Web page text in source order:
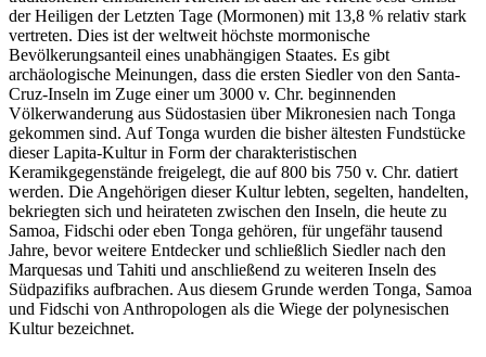
der Heiligen der Letzten Tage (Mormonen) mit 13,8 % relativ stark
vertreten. Dies ist der weltweit höchste mormonische
Bevölkerungsanteil eines unabhängigen Staates. Es gibt
archäologische Meinungen, dass die ersten Siedler von den Santa-
Cruz-Inseln im Zuge einer um 3000 v. Chr. beginnenden
Völkerwanderung aus Südostasien über Mikronesien nach Tonga
gekommen sind. Auf Tonga wurden die bisher ältesten Fundstücke
dieser Lapita-Kultur in Form der charakteristischen
Keramikgegenstände freigelegt, die auf 800 bis 750 v. Chr. datiert
werden. Die Angehörigen dieser Kultur lebten, segelten, handelten,
bekriegten sich und heirateten zwischen den Inseln, die heute zu
Samoa, Fidschi oder eben Tonga gehören, für ungefähr tausend
Jahre, bevor weitere Entdecker und schließlich Siedler nach den
Marquesas und Tahiti und anschließend zu weiteren Inseln des
Südpazifiks aufbrachen. Aus diesem Grunde werden Tonga, Samoa
und Fidschi von Anthropologen als die Wiege der polynesischen
Kultur bezeichnet.